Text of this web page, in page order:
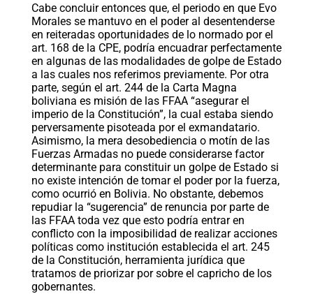
Cabe concluir entonces que, el periodo en que Evo
Morales se mantuvo en el poder al desentenderse
en reiteradas oportunidades de lo normado por el
art. 168 de la CPE, podría encuadrar perfectamente
en algunas de las modalidades de golpe de Estado
a las cuales nos referimos previamente. Por otra
parte, según el art. 244 de la Carta Magna
boliviana es misión de las FFAA “asegurar el
imperio de la Constitución”, la cual estaba siendo
perversamente pisoteada por el exmandatario.
Asimismo, la mera desobediencia o motín de las
Fuerzas Armadas no puede considerarse factor
determinante para constituir un golpe de Estado si
no existe intención de tomar el poder por la fuerza,
como ocurrió en Bolivia. No obstante, debemos
repudiar la “sugerencia” de renuncia por parte de
las FFAA toda vez que esto podría entrar en
conflicto con la imposibilidad de realizar acciones
políticas como institución establecida el art. 245
de la Constitución, herramienta jurídica que
tratamos de priorizar por sobre el capricho de los
gobernantes.